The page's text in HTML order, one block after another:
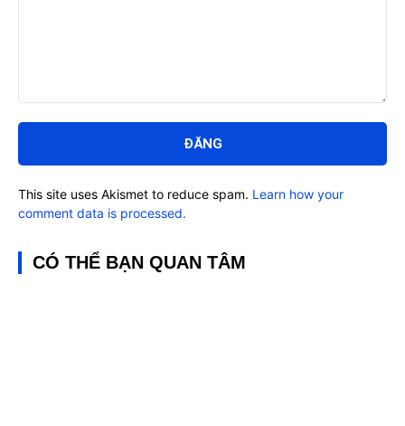
luận:
This site uses Akismet to reduce spam. Learn how your
comment data is processed.
CÓ THỂ BẠN QUAN TÂM